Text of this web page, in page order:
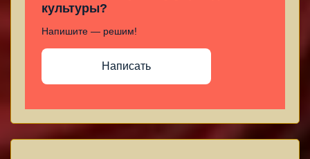
культуры?
Напишите — решим!
Написать